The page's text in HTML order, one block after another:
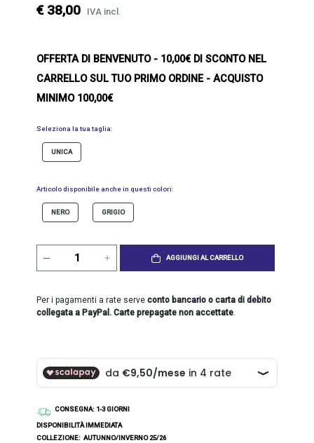
€ 38,00 IVA incl.
OFFERTA DI BENVENUTO- 10,00€ DI SCONTO NEL
CARRELLO SUL TUO PRIMO ORDINE - ACQUISTO
MINIMO 100,00€
Seleziona la tua taglia:
UNICA
Articolo disponibile anche in questi colori:
NERO GRIGIO
AGGIUNGI AL CARRELLO
Per i pagamenti a rate serveconto bancario o carta di debito
collegata a PayPal. Carte prepagate non accettate.
CONSEGNA: 1-3 GIORNI
DISPONIBILITÀ IMMEDIATA
COLLEZIONE: AUTUNNO/INVERNO 25/26